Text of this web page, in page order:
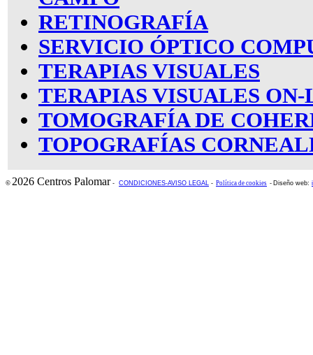
RETINOGRAFÍA
SERVICIO ÓPTICO
TERAPIAS VISUALES
TERAPIAS VISUALES
TOMOGRAFÍA DE
TOPOGRAFÍAS
© 2026 Centros Palomar- CONDICIONES-AVISO LEGAL - Política de cookies - Diseño web: